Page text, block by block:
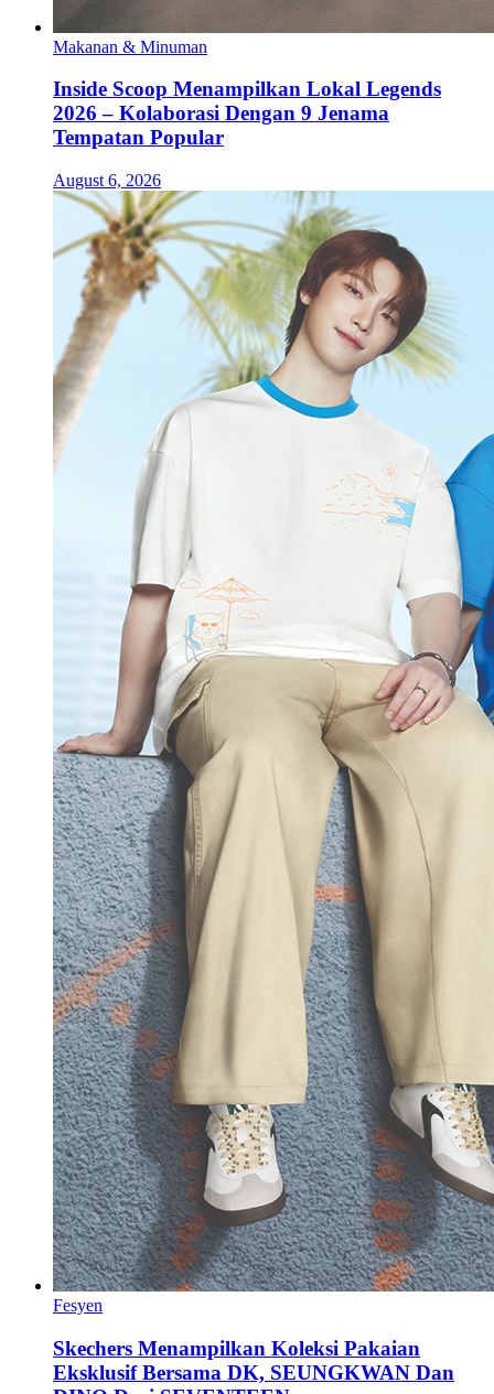
Makanan & Minuman
Inside Scoop Menampilkan Lokal Legends
2026 – Kolaborasi Dengan 9 Jenama
Tempatan Popular
August 6, 2026
Fesyen
Skechers Menampilkan Koleksi Pakaian
Eksklusif Bersama DK, SEUNGKWAN Dan